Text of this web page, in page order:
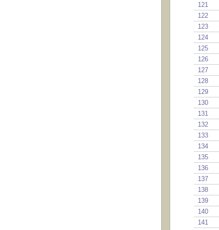
121
122
123
124
125
126
127
128
129
130
131
132
133
134
135
136
137
138
139
140
141